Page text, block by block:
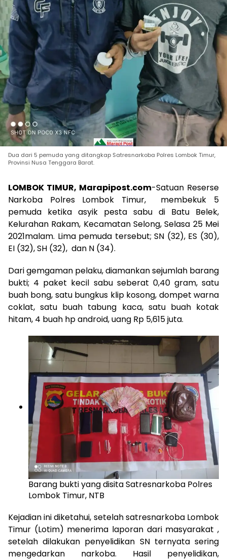
Dua dari 5 pemuda yang ditangkap Satresnarkoba Polres Lombok Timur,
Provinsi Nusa Tenggara Barat.
LOMBOK TIMUR, Marapipost.com-Satuan Reserse
Narkoba Polres Lombok Timur, membekuk 5
pemuda ketika asyik pesta sabu di Batu Belek,
Kelurahan Rakam, Kecamatan Selong, Selasa 25 Mei
2021malam. Lima pemuda tersebut; SN (32), ES (30),
EI (32), SH (32), dan N (34).
Dari gemgaman pelaku, diamankan sejumlah barang
bukti; 4 paket kecil sabu seberat 0,40 gram, satu
buah bong, satu bungkus klip kosong, dompet warna
coklat, satu buah tabung kaca, satu buah kotak
hitam, 4 buah hp android, uang Rp 5,615 juta.
Barang bukti yang disita Satresnarkoba Polres
Lombok Timur, NTB
Kejadian ini diketahui, setelah satresnarkoba Lombok
Timur (Lotim) menerima laporan dari masyarakat ,
setelah dilakukan penyelidikan SN ternyata sering
mengedarkan narkoba. Hasil penyelidikan,